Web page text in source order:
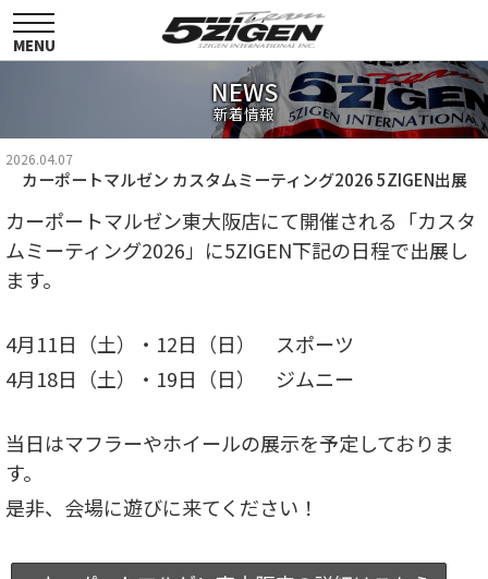
toggle
navigation
MENU
NEWS
新着情報
2026.04.07
カーポートマルゼン カスタムミーティング2026 5ZIGEN出展
カーポートマルゼン東大阪店にて開催される「カスタ
ムミーティング2026」に5ZIGEN下記の日程で出展し
ます。
4月11日（土）・12日（日） スポーツ
4月18日（土）・19日（日） ジムニー
当日はマフラーやホイールの展示を予定しておりま
す。
是非、会場に遊びに来てください！